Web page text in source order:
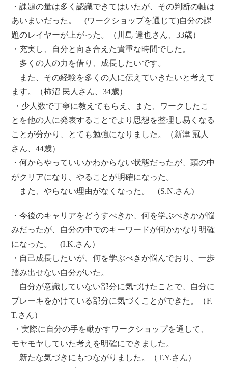
・課題の量は多く認識できてはいたが、その判断の軸は
あいまいだった。 (ワークショップを通じて)自分の課
題のレイヤーが上がった。（川島 達也さん、33歳）
・充実し、自分と向き合えた貴重な時間でした。
多くの人の力を借り、成長したいです。
また、その経験を多くの人に伝えていきたいと考えて
ます。（柿沼 民人さん、34歳）
・少人数で丁寧に教えてもらえ、また、ワークしたこ
とを他の人に発表することでより思想を整理し易くなる
ことが分かり、とても勉強になりました。（新津 冠人
さん、44歳）
・何からやっていいかわからない状態だったが、頭の中
がクリアになり、やることが明確になった。
また、やらない理由がなくなった。 (S.N.さん)
・今後のキャリアをどうすべきか、何を学ぶべきかが悩
みだったが、自分の中でのキーワードが何かかなり明確
になった。 (I.K.さん）
・自己成長したいが、何を学ぶべきか悩んでおり、一歩
踏み出せない自分がいた。
自分が意識していない部分に気づけたことで、自分に
ブレーキをかけている部分に気づくことができた。（F.
T.さん）
・実際に自分の手を動かすワークショップを通して、
モヤモヤしていた考えを明確にできました。
新たな気づきにもつながりました。（T.Y.さん）